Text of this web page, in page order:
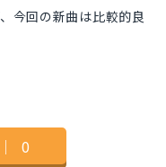
今回の新曲は比較的良
｜ 0